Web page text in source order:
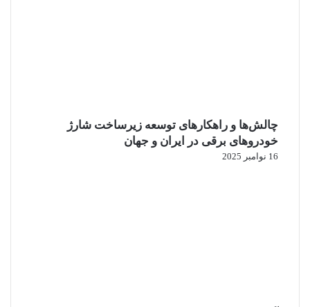
چالش‌ها و راهکارهای توسعه زیرساخت شارژ
خودروهای برقی در ایران و جهان
16 نوامبر 2025